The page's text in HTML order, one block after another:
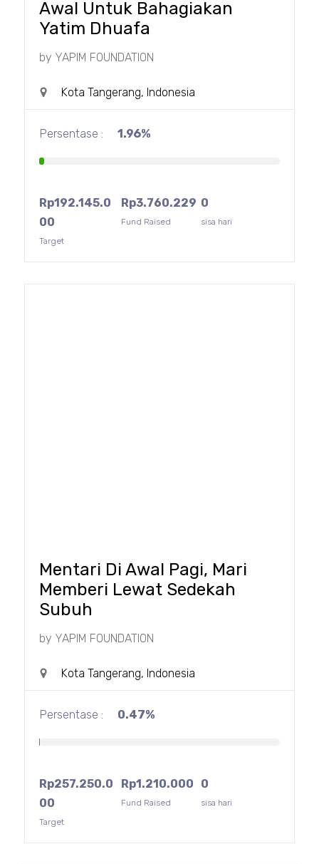
Awal Untuk Bahagiakan
Yatim Dhuafa
by YAPIM FOUNDATION
Kota Tangerang, Indonesia
Persentase : 1.96%
Rp192.145.0
00
Target
0
sisa hari
Rp3.760.229
Fund Raised
Mentari Di Awal Pagi, Mari
Memberi Lewat Sedekah
Subuh
by YAPIM FOUNDATION
Kota Tangerang, Indonesia
Persentase : 0.47%
Rp257.250.0
00
Target
0
sisa hari
Rp1.210.000
Fund Raised